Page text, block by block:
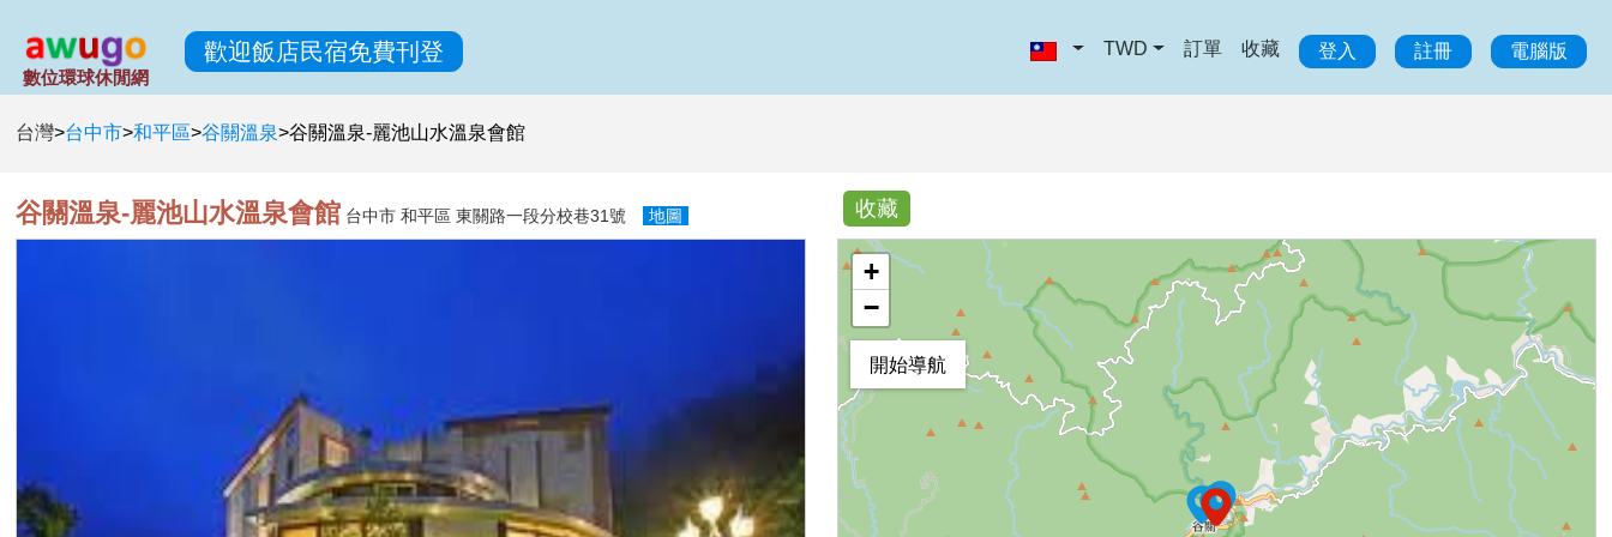
數位環球休閒網
歡迎飯店民宿免費刊登 TWD 訂單 收藏 登入 註冊 電腦版
台灣>台中市>和平區>谷關溫泉>谷關溫泉-麗池山水溫泉會館
谷關溫泉-麗池山水溫泉會館 台中市 和平區 東關路一段分校巷31號 地圖 收藏
+
−
開始導航